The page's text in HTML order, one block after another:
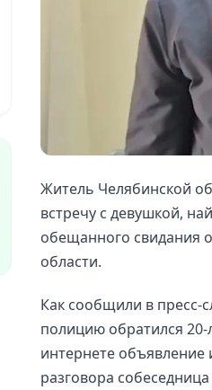
Житель Челябинской
встречу с девушкой,
обещанного свидания
области.
Как сообщили в пресс-
полицию обратился
интернете объявление
разговора